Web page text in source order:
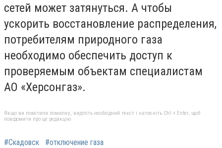
сетей может затянуться. А чтобы
ускорить восстановление распределения,
потребителям природного газа
необходимо обеспечить доступ к
проверяемым объектам специалистам
АО «Херсонгаз».
Якщо ви помітили помилку, виділіть необхідний текст і натисніть Ctrl + Enter, щоб
повідомити про це редакцію
#Скадовск #отключение газа